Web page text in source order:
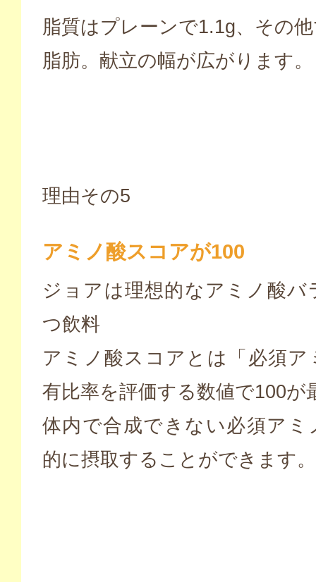
脂質はプレーンで1.1g、その
脂肪。献立の幅が広がります。
理由その5
アミノ酸スコアが100
ジョアは理想的なアミノ酸バ
つ飲料
アミノ酸スコアとは「必須ア
有比率を評価する数値で100が
体内で合成できない必須アミ
的に摂取することができます。